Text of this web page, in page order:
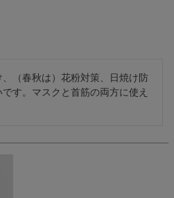
（春秋は）花粉対策、日焼け防
す。マスクと首筋の両方に使え